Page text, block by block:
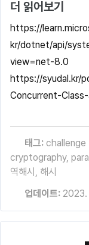
더 읽어보기
https://
kr/dotnet/api/
view=net-8.0
https://syudal.kr/
Concurrent-Class-
태그: challenge
cryptography,
역해시 , 해시
업데이트: 2023.